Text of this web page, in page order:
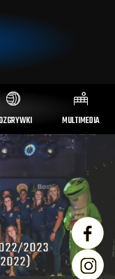
MULTIMEDIA
2023